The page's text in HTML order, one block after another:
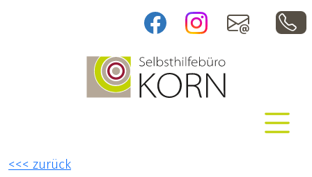
Informationen über Selbsthilfe und professionelle
<<< zurück